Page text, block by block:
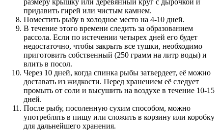
придавить гирей или чистым камнем.
Поместить рыбу в холодное место на 4-10 дней.
В течение этого времени следить за образованием
рассола. Если по истечении четырех дней его будет
недостаточно, чтобы закрыть все тушки, необходимо
приготовить собственный (250 грамм на литр воды) и
влить в посол.
Через 10 дней, когда спинка рыбы затвердеет, её можно
доставать из жидкости. Перед хранением её следует
промыть от соли и высушить на воздухе в течение 10-15
дней.
После рыбу, посоленную сухим способом, можно
употреблять в пищу или сложить в корзину или коробку
для дальнейшего хранения.